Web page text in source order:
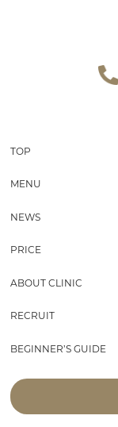
TOP
MENU
NEWS
PRICE
ABOUT CLINIC
RECRUIT
BEGINNER’S GUIDE